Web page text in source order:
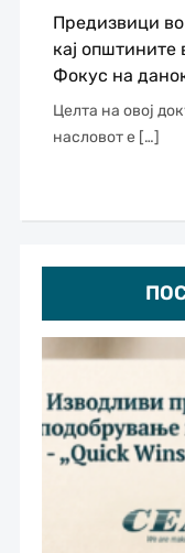
Предизвици
кај општините
Фокус на
Целта на овој
насловот е […]